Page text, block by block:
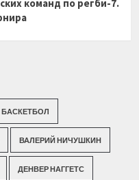
команд по регби-7.
БАСКЕТБОЛ
ВАЛЕРИЙ НИЧУШКИН
ДЕНВЕР НАГГЕТС